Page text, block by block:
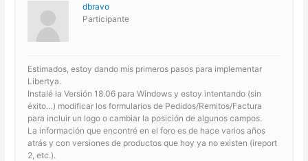
dbravo
Participante
Estimados, estoy dando mis primeros pasos para implementar
Libertya.
Instalé la Versión 18.06 para Windows y estoy intentando (sin
éxito…) modificar los formularios de Pedidos/Remitos/Factura
para incluir un logo o cambiar la posición de algunos campos.
La información que encontré en el foro es de hace varios años
atrás y con versiones de productos que hoy ya no existen (ireport
2, etc.).